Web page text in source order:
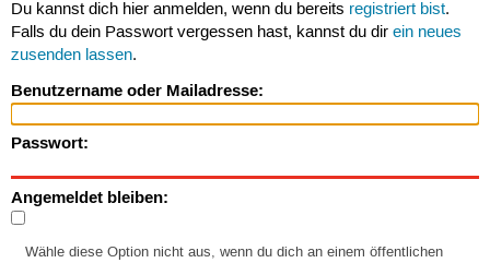
Du kannst dich hier anmelden, wenn du bereits registriert bist.
Falls du dein Passwort vergessen hast, kannst du dir ein neues
zusenden lassen.
Benutzername oder Mailadresse:
Passwort:
Angemeldet bleiben:
Wähle diese Option nicht aus, wenn du dich an einem öffentlichen